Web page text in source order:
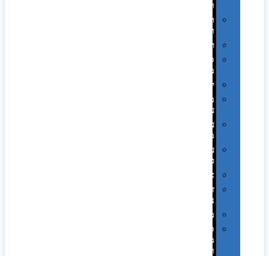
ומכתביות
תערוכות
וכנסים
רמקולים
סוכריות
ממותגות
יודאיקה
מארזי
עטים
עטי
מתכת
עטי
פלסטיק
אוזניות
זכרונות
ניידים
מפצלים
סביבת
מחשב
וציוד